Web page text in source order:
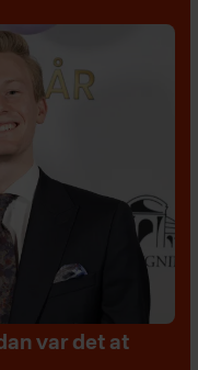
var det at